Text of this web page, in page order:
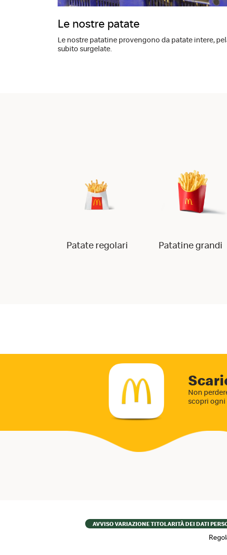
Le nostre patate
Le nostre patatine provengono da patate intere,
subito surgelate.
Patate regolari Patatine grandi
Non
scopri ogni
FooterAVVISO VARIAZIONE TITOLARITÀ DEI DATI